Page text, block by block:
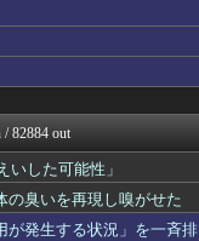
報
-修羅場・恋愛...
とめニュース♪
5ch...
速報！
海外・韓国の反...
/ 82884 out
した可能性」
の臭いを再現し嗅がせた
が発生する状況」を一斉排